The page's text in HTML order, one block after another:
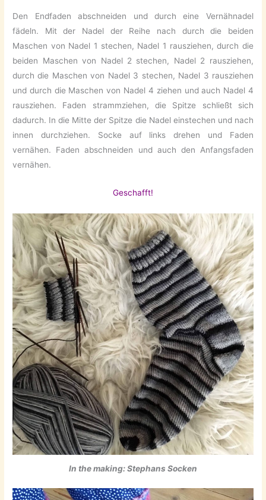
Den Endfaden abschneiden und durch eine Vernähnadel
fädeln. Mit der Nadel der Reihe nach durch die beiden
Maschen von Nadel 1 stechen, Nadel 1 rausziehen, durch die
beiden Maschen von Nadel 2 stechen, Nadel 2 rausziehen,
durch die Maschen von Nadel 3 stechen, Nadel 3 rausziehen
und durch die Maschen von Nadel 4 ziehen und auch Nadel 4
rausziehen. Faden strammziehen, die Spitze schließt sich
dadurch. In die Mitte der Spitze die Nadel einstechen und nach
innen durchziehen. Socke auf links drehen und Faden
vernähen. Faden abschneiden und auch den Anfangsfaden
vernähen.
Geschafft!
In the making: Stephans Socken